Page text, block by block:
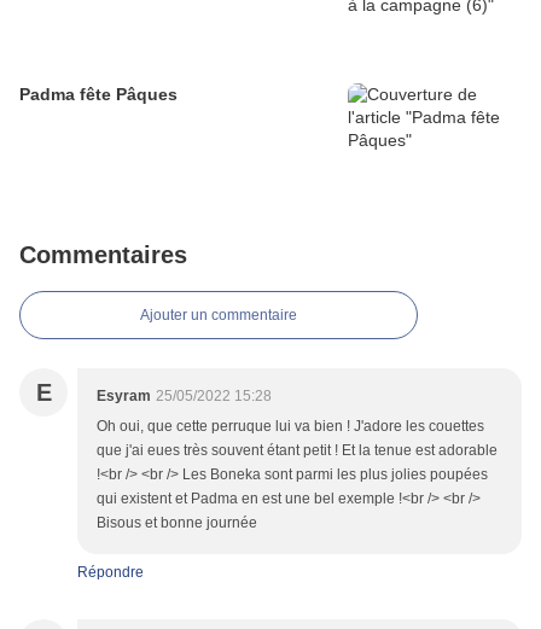
Padma fête Pâques
Commentaires
Ajouter un commentaire
E Esyram 25/05/2022 15:28
Oh oui, que cette perruque lui va bien ! J'adore les couettes
que j'ai eues très souvent étant petit ! Et la tenue est adorable
!<br /> <br /> Les Boneka sont parmi les plus jolies poupées
qui existent et Padma en est une bel exemple !<br /> <br />
Bisous et bonne journée
Répondre